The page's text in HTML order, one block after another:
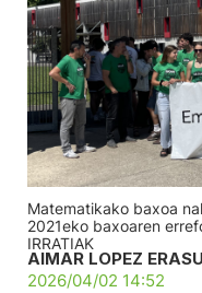
Matematikako baxoa
2021eko baxoaren
IRRATIAK
AIMAR LOPEZ
2026/04/02 14:52